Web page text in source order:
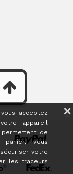
acceptez
appareil
de
panier, vous
votre
les traceurs